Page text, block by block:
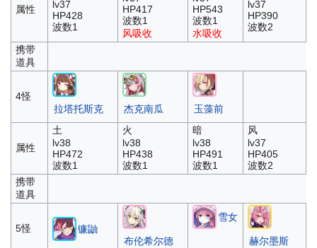
属性
lv37
HP428
波数1
HP417
波数1
风吸收
HP543
波数1
水吸收
lv37
HP390
波数2
携带
道具
4怪
拉塔托斯克
杰克南瓜 玉藻前
属性
土
lv38
HP472
波数1
火
lv38
HP438
波数1
暗
lv38
HP491
波数1
风
lv37
HP405
波数2
携带
道具
5怪
镰鼬
布伦希尔德
雪女
赫尔墨斯